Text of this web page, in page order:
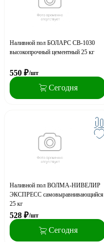
Наливной пол БОЛАРС СВ-1030
высокопрочный цементный 25 кг
550 ₽/шт
Сегодня
Наливной пол ВОЛМА-НИВЕЛИР
ЭКСПРЕСС самовыравнивающийся
25 кг
528 ₽/шт
Сегодня